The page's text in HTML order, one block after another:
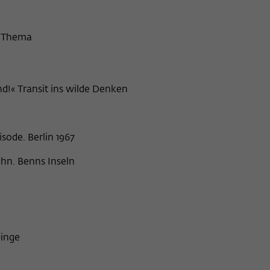
Transit ins wilde Denken
Berlin 1967
Benns Inseln